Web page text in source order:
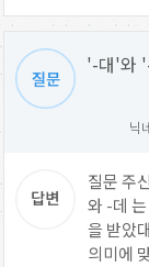
'-대'와
닉
질문 주
와 -데
을 받았
의미에